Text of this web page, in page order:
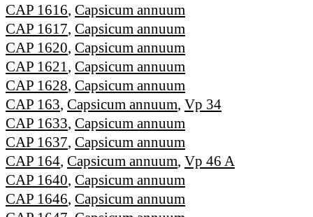
CAP 1616, Capsicum annuum
CAP 1617, Capsicum annuum
CAP 1620, Capsicum annuum
CAP 1621, Capsicum annuum
CAP 1628, Capsicum annuum
CAP 163, Capsicum annuum, Vp 34
CAP 1633, Capsicum annuum
CAP 1637, Capsicum annuum
CAP 164, Capsicum annuum, Vp 46 A
CAP 1640, Capsicum annuum
CAP 1646, Capsicum annuum